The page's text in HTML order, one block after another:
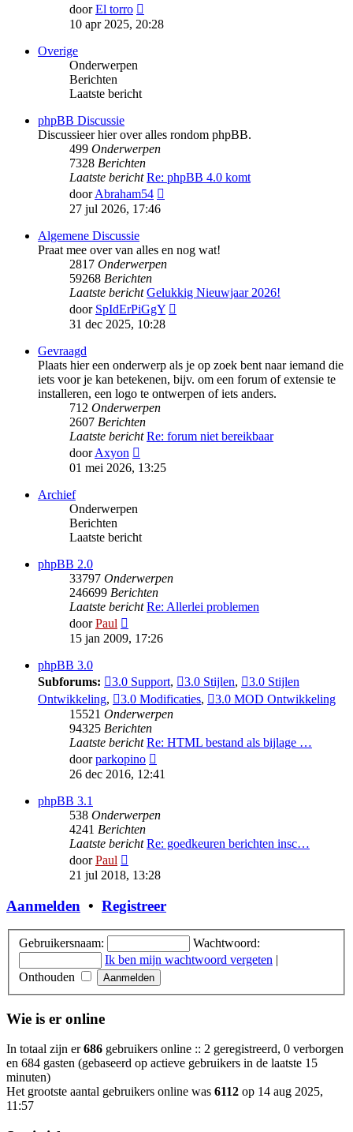
doorEl torro
laatste
10 apr 2025, 20:28
Overige
Onderwerpen
Berichten
Laatste bericht
phpBB Discussie
Discussieer hier over alles rondom phpBB.
499 Onderwerpen
7328 Berichten
Laatste bericht Re: phpBB 4.0 komt
doorAbraham54
27 jul 2026, 17:46
Algemene Discussie
Praat mee over van alles en nog wat!
2817 Onderwerpen
59268 Berichten
Laatste bericht Gelukkig Nieuwjaar 2026!
door SpIdErPiGgY
31 dec 2025, 10:28
Gevraagd
Plaats hier een onderwerp als je op zoek bent naar iemand die
iets voor je kan betekenen, bijv. om een forum of extensie te
installeren, een logo te ontwerpen of iets anders.
712 Onderwerpen
2607 Berichten
Laatste bericht Re: forum niet bereikbaar
doorAxyon
laatste
01 mei 2026, 13:25
Archief
Onderwerpen
Berichten
Laatste bericht
phpBB 2.0
33797 Onderwerpen
246699 Berichten
Laatste bericht Re: Allerlei problemen
doorPaul
laatste
bericht
15 jan 2009, 17:26
phpBB 3.0
Subforums:
3.0 Support, 3.0 Stijlen,
3.0 Stijlen
Ontwikkeling, 3.0 Modificaties,
3.0 MOD Ontwikkeling
15521 Onderwerpen
94325 Berichten
Laatste bericht Re: HTML bestand als bijlage …
doorparkopino
laatste
26 dec 2016, 12:41
phpBB 3.1
538 Onderwerpen
4241 Berichten
Laatste bericht Re: goedkeuren berichten insc…
doorPaul
laatste
21 jul 2018, 13:28
Aanmelden • Registreer
Gebruikersnaam:
Wachtwoord:
Ik ben mijn wachtwoord vergeten |
Onthouden
Wie is er online
In totaal zijn er686 gebruikers online :: 2 geregistreerd, 0 verborgen
en 684 gasten (gebaseerd op actieve gebruikers in de laatste 15
minuten)
Het grootste aantal gebruikers online was 6112 op 14 aug 2025,
11:57